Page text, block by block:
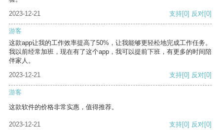
2023-12-21
支持[0] 反对[0]
游客
这款app让我的工作效率提高了50%，让我能够更轻松地完成工作任务。
我以前经常加班，现在有了这个app，我可以提前下班，有更多的时间陪
伴家人。
2023-12-21
支持[0] 反对[0]
游客
这款软件的价格非常实惠，值得推荐。
2023-12-21 支持[0] 反对[0]